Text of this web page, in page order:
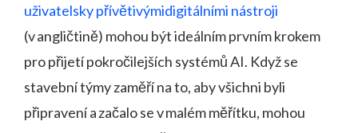
uživatelsky přívětivýmidigitálními nástroji
(v angličtině) mohou být ideálním prvním krokem
pro přijetí pokročilejších systémů AI. Když se
stavební týmy zaměří na to, aby všichni byli
připravení a začalo se v malém měřítku, mohou